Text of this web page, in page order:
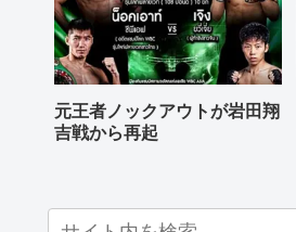
元王者ノックアウトが岩田翔
吉戦から再起